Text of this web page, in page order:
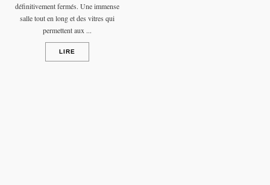
définitivement fermés. Une immense
salle tout en long et des vitres qui
permettent aux ...
LIRE